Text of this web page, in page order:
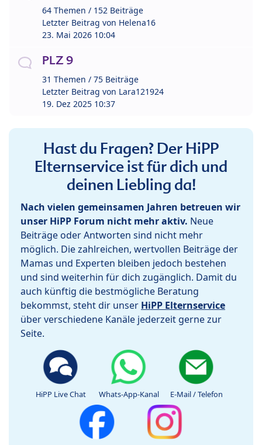
64 Themen / 152 Beiträge
Letzter Beitrag von Helena16
23. Mai 2026 10:04
PLZ 9
31 Themen / 75 Beiträge
Letzter Beitrag von Lara121924
19. Dez 2025 10:37
Hast du Fragen? Der HiPP
Elternservice ist für dich und
deinen Liebling da!
Nach vielen gemeinsamen Jahren betreuen wir
unser HiPP Forum nicht mehr aktiv. Neue
Beiträge oder Antworten sind nicht mehr
möglich. Die zahlreichen, wertvollen Beiträge der
Mamas und Experten bleiben jedoch bestehen
und sind weiterhin für dich zugänglich. Damit du
auch künftig die bestmögliche Beratung
bekommst, steht dir unser HiPP Elternservice
über verschiedene Kanäle jederzeit gerne zur
Seite.
HiPP Live Chat Whats-App-Kanal E-Mail / Telefon